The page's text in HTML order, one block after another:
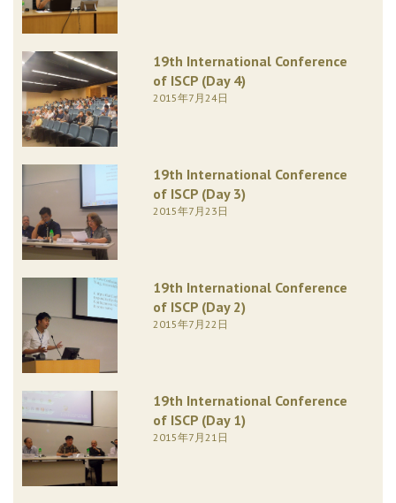
19th International Conference
of ISCP (Day 4)
2015年7月24日
19th International Conference
of ISCP (Day 3)
2015年7月23日
19th International Conference
of ISCP (Day 2)
2015年7月22日
19th International Conference
of ISCP (Day 1)
2015年7月21日